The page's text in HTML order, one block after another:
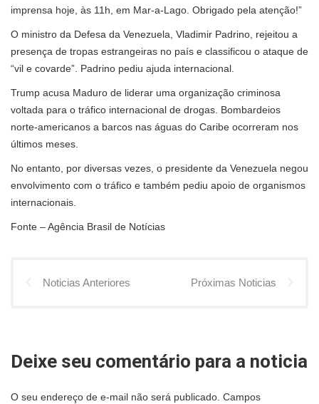
imprensa hoje, às 11h, em Mar-a-Lago. Obrigado pela atenção!”
O ministro da Defesa da Venezuela, Vladimir Padrino, rejeitou a
presença de tropas estrangeiras no país e classificou o ataque de
“vil e covarde”. Padrino pediu ajuda internacional.
Trump acusa Maduro de liderar uma organização criminosa
voltada para o tráfico internacional de drogas. Bombardeios
norte-americanos a barcos nas águas do Caribe ocorreram nos
últimos meses.
No entanto, por diversas vezes, o presidente da Venezuela negou
envolvimento com o tráfico e também pediu apoio de organismos
internacionais.
Fonte – Agência Brasil de Notícias
Noticias Anteriores Próximas Noticias
Deixe seu comentário para a noticia
O seu endereço de e-mail não será publicado. Campos